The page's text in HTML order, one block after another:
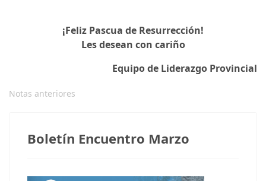
¡Feliz Pascua de Resurrección!
Les desean con cariño
Equipo de Liderazgo Provincial
Notas anteriores
Boletín Encuentro Marzo